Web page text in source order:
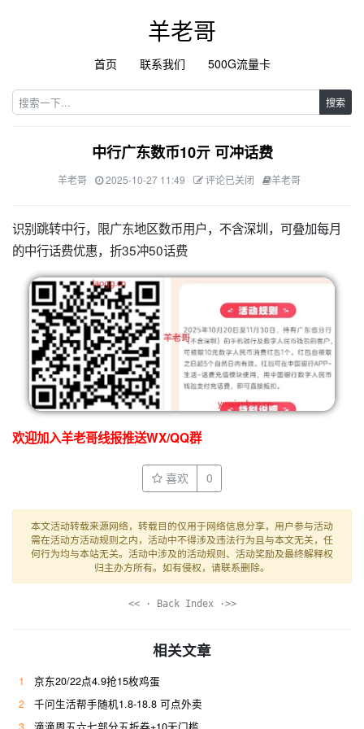
羊老哥
首页 联系我们 500G流量卡
搜索
中行广东数币10亓 可冲话费
羊老哥 2025-10-27 11:49 评论已关闭 羊老哥
识别跳转中行，限广东地区数币用户，不含深圳，可叠加每月
的中行话费优惠，折35冲50话费
欢迎加入羊老哥线报推送WX/QQ群
喜欢 0
本文活动转载来源网络，转载目的仅用于网络信息分享，用户参与活动
需在活动方活动规则之内，活动中不得涉及违法行为且与本文无关，任
何行为均与本站无关。活动中涉及的活动规则、活动奖励及最终解释权
归主办方所有。如有侵权，请联系删除。
<< · Back Index ·>>
相关文章
1
京东20/22点4.9抢15枚鸡蛋
2
千问生活帮手随机1.8-18.8 可点外卖